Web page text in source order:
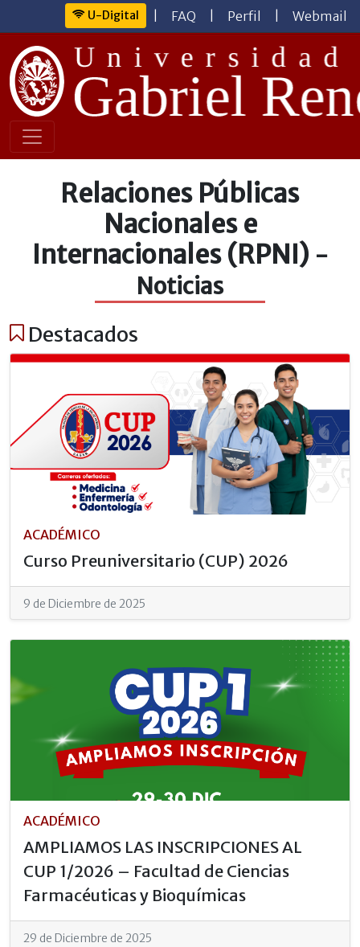
U-Digital FAQ Perfil Webmail
Relaciones Públicas
Nacionales e
Internacionales (RPNI) -
Noticias
Destacados
ACADÉMICO
Curso Preuniversitario (CUP) 2026
9 de Diciembre de 2025
ACADÉMICO
AMPLIAMOS LAS INSCRIPCIONES AL
CUP 1/2026 – Facultad de Ciencias
Farmacéuticas y Bioquímicas
29 de Diciembre de 2025